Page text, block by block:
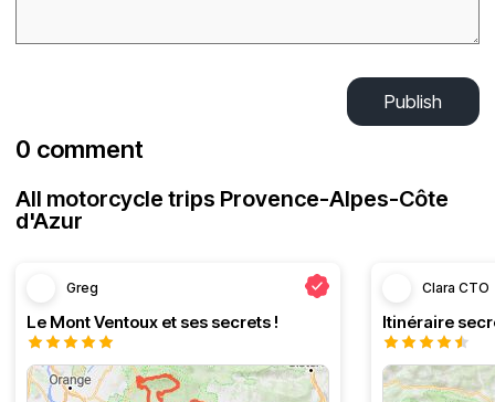
Publish
0 comment
All motorcycle trips Provence-Alpes-Côte
d'Azur
Greg
Le Mont Ventoux et ses secrets !
Clara CTO